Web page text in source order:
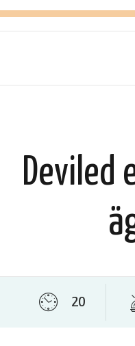
Deviled
20